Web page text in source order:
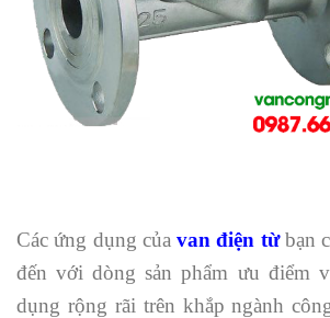
Các ứng dụng củavan điện từbạn
đến với dòng sản phẩm ưu điểm
dụng rộng rãi trên khắp ngành